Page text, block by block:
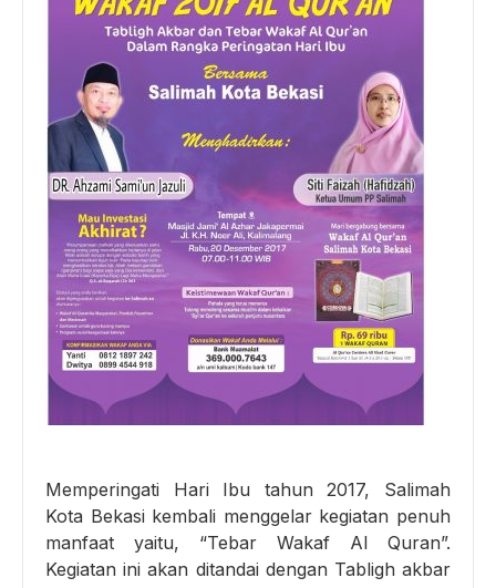
Memperingati Hari Ibu tahun 2017, Salimah
Kota Bekasi kembali menggelar kegiatan penuh
manfaat yaitu, “Tebar Wakaf Al Quran”.
Kegiatan ini akan ditandai dengan Tabligh akbar